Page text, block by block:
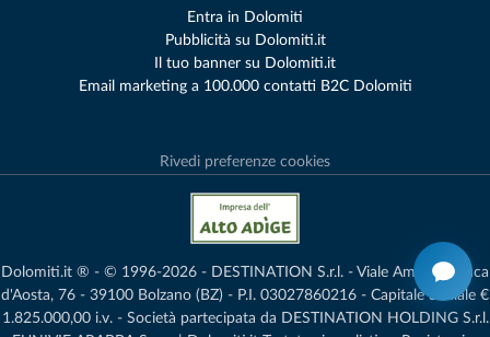
Entra in Dolomiti
Pubblicità su Dolomiti.it
Il tuo banner su Dolomiti.it
Email marketing a 100.000 contatti B2C Dolomiti
Rivedi preferenze cookies
Dolomiti.it ® - © 1996-2026 - DESTINATION S.r.l. - Viale Amedeo Duca
d'Aosta, 76 - 39100 Bolzano (BZ) - P.I. 03027860216 - Capitale Sociale €
1.825.000,00 i.v. - Società partecipata da DESTINATION HOLDING S.r.l.